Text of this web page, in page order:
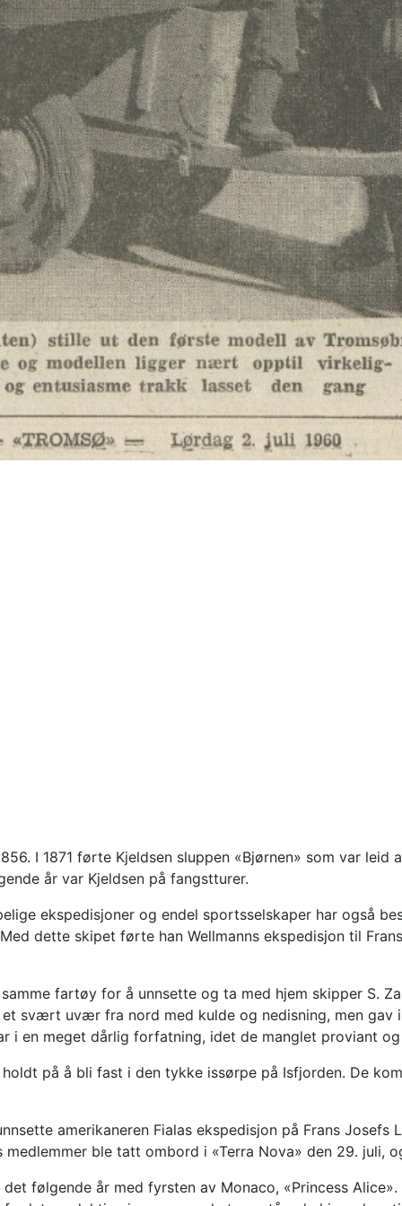
I 1871 førte Kjeldsen sluppen «Bjørnen» som var
år var Kjeldsen på fangstturer.
ekspedisjoner og endel sportsselskaper har også
dette skipet førte han Wellmanns ekspedisjon til
fartøy for å unnsette og ta med hjem skipper S.
svært uvær fra nord med kulde og nedisning, men gav
i en meget dårlig forfatning, idet de manglet proviant
på å bli fast i den tykke issørpe på Isfjorden. De
amerikaneren Fialas ekspedisjon på Frans Josefs
ble tatt ombord i «Terra Nova» den 29. juli,
følgende år med fyrsten av Monaco, «Princess